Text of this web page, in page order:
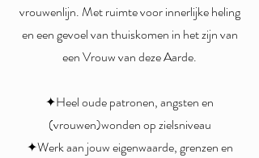
vrouwenlijn. Met ruimte voor innerlijke heling
en een gevoel van thuiskomen in het zijn van
een Vrouw van deze Aarde.
✦Heel oude patronen, angsten en
(vrouwen)wonden op zielsniveau
✦Werk aan jouw eigenwaarde, grenzen en